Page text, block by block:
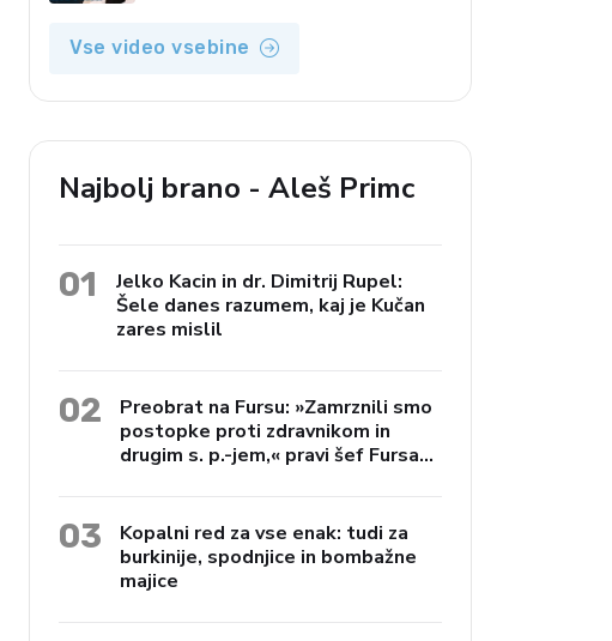
Vse video vsebine
Najbolj brano - Aleš Primc
01
Jelko Kacin in dr. Dimitrij Rupel:
Šele danes razumem, kaj je Kučan
zares mislil
02
Preobrat na Fursu: »Zamrznili smo
postopke proti zdravnikom in
drugim s. p.-jem,« pravi šef Fursa
03
Kopalni red za vse enak: tudi za
burkinije, spodnjice in bombažne
majice